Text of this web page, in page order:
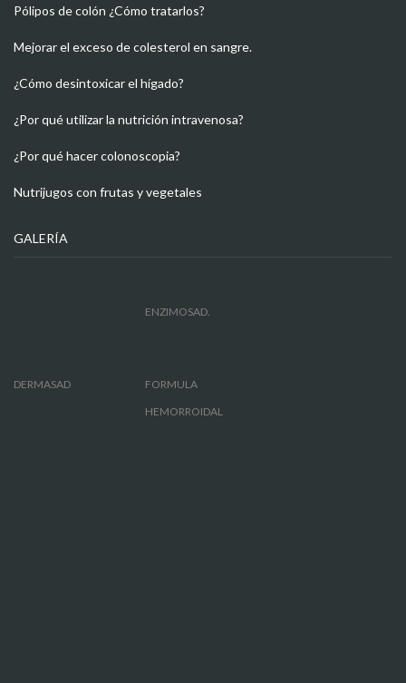
Pólipos de colón ¿Cómo tratarlos?
Mejorar el exceso de colesterol en sangre.
¿Cómo desintoxicar el hígado?
¿Por qué utilizar la nutrición intravenosa?
¿Por qué hacer colonoscopia?
Nutrijugos con frutas y vegetales
GALERÍA
ENZIMOSAD.
DERMASAD
FORMULA
HEMORROIDAL